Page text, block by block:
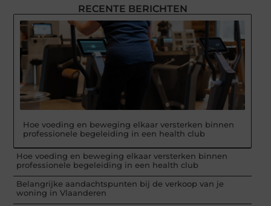
RECENTE BERICHTEN
Hoe voeding en beweging elkaar versterken binnen
professionele begeleiding in een health club
Hoe voeding en beweging elkaar versterken binnen
professionele begeleiding in een health club
Belangrijke aandachtspunten bij de verkoop van je
woning in Vlaanderen